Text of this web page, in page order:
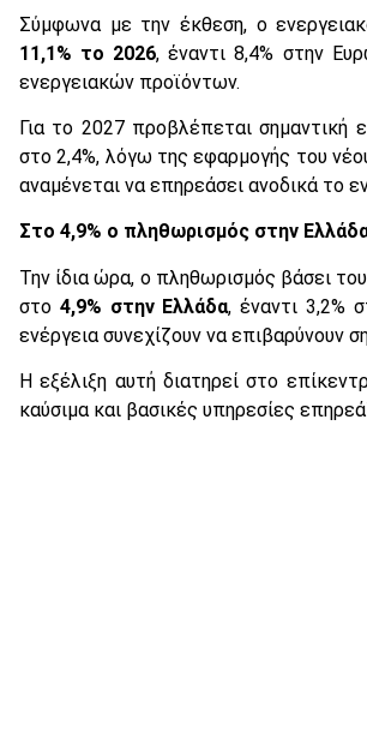
Σύμφωνα με την έκθεση, ο
11,1% το 2026, έναντι 8,4% στην
ενεργειακών προϊόντων.
Για το 2027 προβλέπεται σημαντική
στο 2,4%, λόγω της εφαρμογής του
αναμένεται να επηρεάσει ανοδικά το
Στο 4,9% ο πληθωρισμός στην
Την ίδια ώρα, ο πληθωρισμός βάσει
στο 4,9% στην Ελλάδα, έναντι 3,2%
ενέργεια συνεχίζουν να επιβαρύνουν
Η εξέλιξη αυτή διατηρεί στο
καύσιμα και βασικές υπηρεσίες